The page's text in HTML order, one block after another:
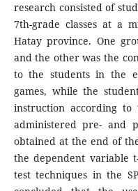
research consisted of
7th-grade classes at a
Hatay province. One
and the other was the
to the students in the
games, while the
instruction according
administered pre- and
obtained at the end of
the dependent variable
test techniques in the